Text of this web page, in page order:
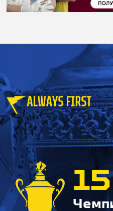
15